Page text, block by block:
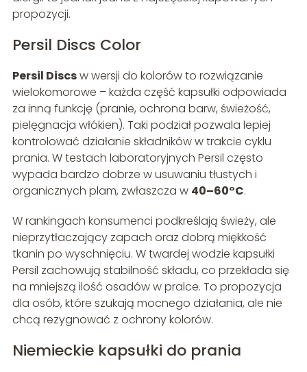
propozycji.
Persil Discs Color
Persil Discsw wersji do kolorów to rozwiązanie
wielokomorowe – każda część kapsułki odpowiada
za inną funkcję (pranie, ochrona barw, świeżość,
pielęgnacja włókien). Taki podział pozwala lepiej
kontrolować działanie składników w trakcie cyklu
prania. W testach laboratoryjnych Persil często
wypada bardzo dobrze w usuwaniu tłustych i
organicznych plam, zwłaszcza w 40–60°C.
W rankingach konsumenci podkreślają świeży, ale
nieprzytłaczający zapach oraz dobrą miękkość
tkanin po wyschnięciu. W twardej wodzie kapsułki
Persil zachowują stabilność składu, co przekłada się
na mniejszą ilość osadów w pralce. To propozycja
dla osób, które szukają mocnego działania, ale nie
chcą rezygnować z ochrony kolorów.
Niemieckie kapsułki do prania